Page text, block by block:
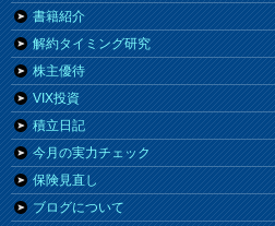
書籍紹介
解約タイミング研究
株主優待
VIX投資
積立日記
今月の実力チェック
保険見直し
ブログについて